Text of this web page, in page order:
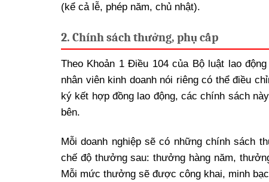
(kể cả lễ, phép năm, chủ nhật).
2. Chính sách thưởng, phụ cấp
Theo Khoản 1 Điều 104 của Bộ luật lao
nhân viên kinh doanh nói riêng có thể điều
ký kết hợp đồng lao động, các chính sách
bên.
Mỗi doanh nghiệp sẽ có những chính sách
chế độ thưởng sau: thưởng hàng năm,
Mỗi mức thưởng sẽ được công khai, minh